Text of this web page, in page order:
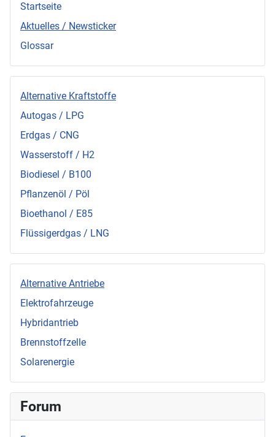
Startseite
Aktuelles / Newsticker
Glossar
Alternative Kraftstoffe
Autogas / LPG
Erdgas / CNG
Wasserstoff / H2
Biodiesel / B100
Pflanzenöl / Pöl
Bioethanol / E85
Flüssigerdgas / LNG
Alternative Antriebe
Elektrofahrzeuge
Hybridantrieb
Brennstoffzelle
Solarenergie
Forum